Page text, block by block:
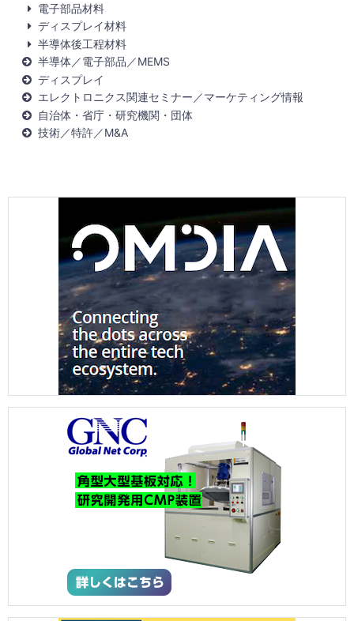
電子部品材料
ディスプレイ材料
半導体後工程材料
半導体／電子部品／MEMS
ディスプレイ
エレクトロニクス関連セミナー／マーケティング情報
自治体・省庁・研究機関・団体
技術／特許／M&A